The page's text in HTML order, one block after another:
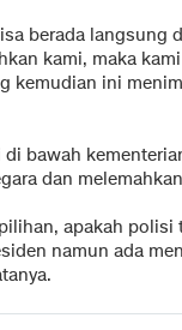
berada langsung
kami, maka
kemudian ini
bawah
dan
apakah
namun ada